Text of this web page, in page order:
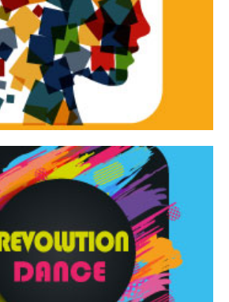
Tracce dinamiche
è una rassegna di teatro
e sperimentale.
Dance
contemporanea – I Edizione